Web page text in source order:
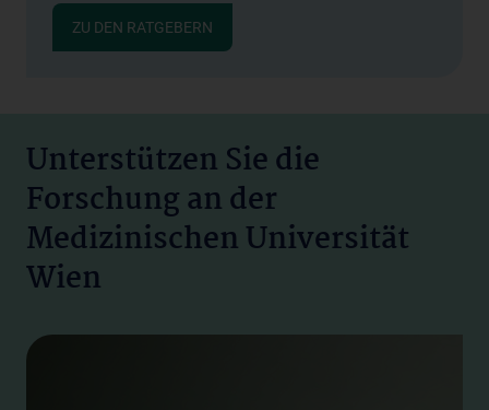
ZU DEN RATGEBERN
Unterstützen Sie die
Forschung an der
Medizinischen Universität
Wien